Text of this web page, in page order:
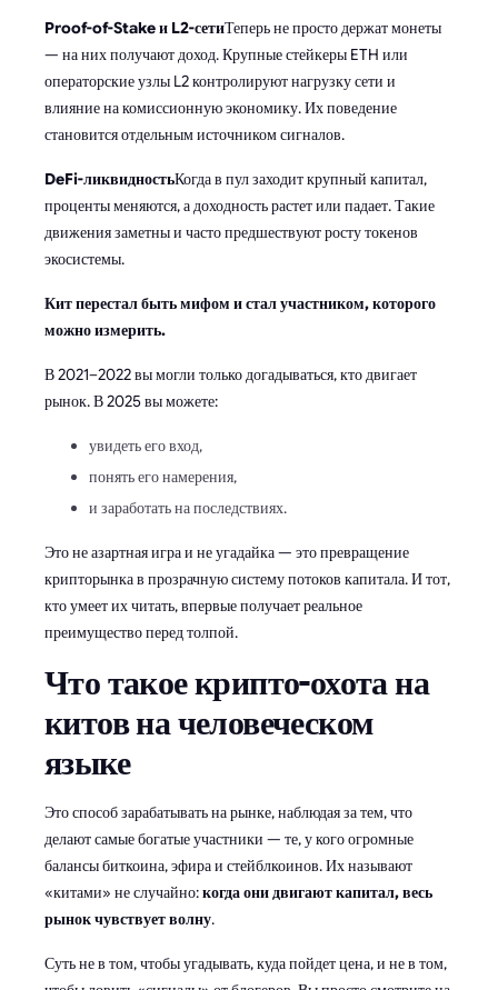
Proof-of-Stake и L2-сетиТеперь не просто держат монеты
— на них получают доход. Крупные стейкеры ETH или
операторские узлы L2 контролируют нагрузку сети и
влияние на комиссионную экономику. Их поведение
становится отдельным источником сигналов.
DeFi-ликвидностьКогда в пул заходит крупный капитал,
проценты меняются, а доходность растет или падает. Такие
движения заметны и часто предшествуют росту токенов
экосистемы.
Кит перестал быть мифом и стал участником, которого
можно измерить.
В 2021–2022 вы могли только догадываться, кто двигает
рынок. В 2025 вы можете:
увидеть его вход,
понять его намерения,
и заработать на последствиях.
Это не азартная игра и не угадайка — это превращение
крипторынка в прозрачную систему потоков капитала. И тот,
кто умеет их читать, впервые получает реальное
преимущество перед толпой.
Что такое крипто-охота на
китов на человеческом
языке
Это способ зарабатывать на рынке, наблюдая за тем, что
делают самые богатые участники — те, у кого огромные
балансы биткоина, эфира и стейблкоинов. Их называют
«китами» не случайно:когда они двигают капитал, весь
рынок чувствует волну.
Суть не в том, чтобы угадывать, куда пойдет цена, и не в том,